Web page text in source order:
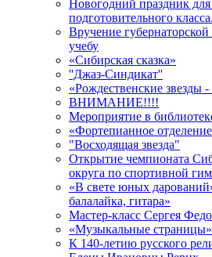
Новогодний праздник
подготовительного класса.
Вручение
учебу
«Сибирская сказка»
''Джаз-Синдикат''
«Рождественские звезды -
ВНИМАНИЕ!!!!
Мероприятие в
«Фортепианное
"Восходящая звезда"
Открытие чемпионата
округа по спортивной
«В свете юных
балалайка, гитара»
Мастер-класс Сергея
«Музыкальные страницы»
К 140-летию русского